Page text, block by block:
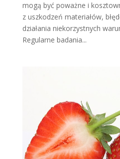
mogą być poważne i
z uszkodzeń materiałów,
działania niekorzystnych
Regularne badania...